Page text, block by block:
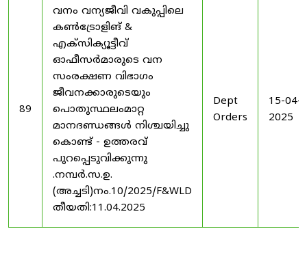
89
വനം വന്യജീവി വകുപ്പിലെ
കൺട്രോളിങ്‌ &
എക്സിക്യൂട്ടീവ്
ഓഫീസർമാരുടെ വന
സംരക്ഷണ വിഭാഗം
ജീവനക്കാരുടെയും
പൊതുസ്ഥലംമാറ്റ
മാനദണ്ഡങ്ങൾ നിശ്ചയിച്ചു
കൊണ്ട് - ഉത്തരവ്
പുറപ്പെടുവിക്കുന്നു
.നമ്പർ.സ.ഉ.
(അച്ചടി)നം.10/2025/F&WLD
തീയതി:11.04.2025
Dept
Orders
15-04-
2025